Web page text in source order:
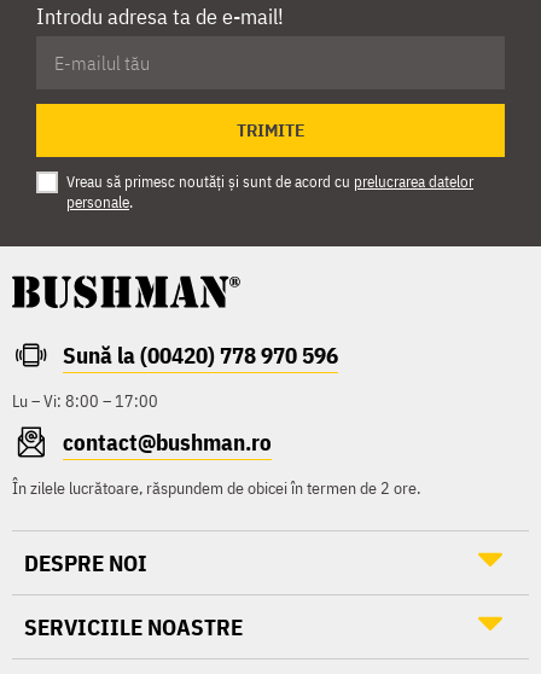
Introdu adresa ta de e-mail!
TRIMITE
Vreau să primesc noutăți și sunt de acord cu prelucrarea datelor
personale.
Sună la (00420) 778 970 596
Lu – Vi: 8:00 – 17:00
contact@bushman.ro
În zilele lucrătoare, răspundem de obicei în termen de 2 ore.
DESPRE NOI
SERVICIILE NOASTRE